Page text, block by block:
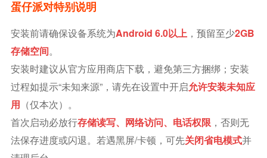
蛋仔派对特别说明
安装前请确保设备系统为Android 6.0以上，预留至少2GB
存储空间。
安装时建议从官方应用商店下载，避免第三方捆绑；安装
过程如提示“未知来源”，请先在设置中开启允许安装未知应
用 （仅本次）。
首次启动必放行存储读写、网络访问、电话权限，否则无
法保存进度或闪退。若遇黑屏/卡顿，可先关闭省电模式并